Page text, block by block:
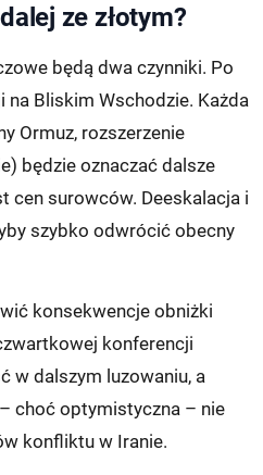
ze złotym?
będą dwa czynniki. Po
Bliskim Wschodzie. Każda
Ormuz, rozszerzenie
będzie oznaczać dalsze
cen surowców. Deeskalacja i
szybko odwrócić obecny
konsekwencje obniżki
konferencji
w dalszym luzowaniu, a
choć optymistyczna – nie
konfliktu w Iranie.